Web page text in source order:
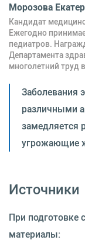
Морозова
Кандидат
Ежегодно
педиатров.
Департамента
многолетний труд
Заболевания
различными
замедляется
угрожающие
Источники
При подготовке
материалы: